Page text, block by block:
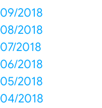
09/2018
08/2018
07/2018
06/2018
05/2018
04/2018